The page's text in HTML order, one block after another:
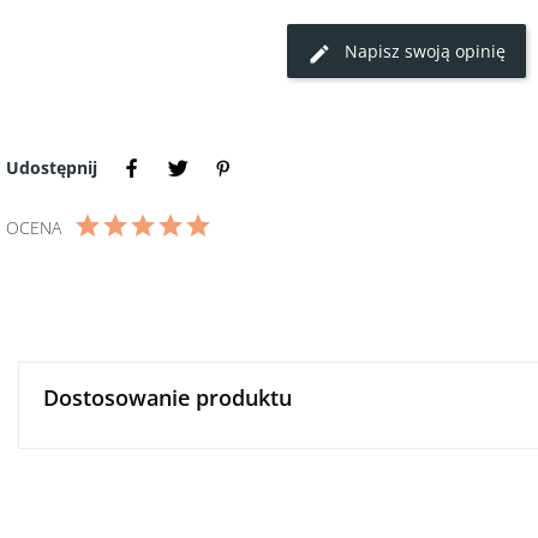
Napisz swoją opinię
Udostępnij
OCENA
Dostosowanie produktu